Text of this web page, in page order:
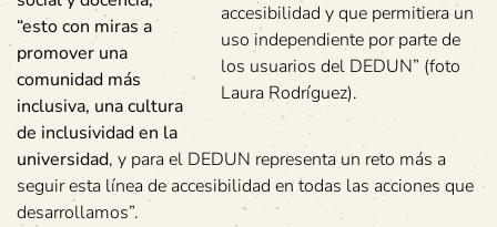
accesibilidad y que permitiera un
uso independiente por parte de
los usuarios del DEDUN” (foto
Laura Rodríguez).
“esto con miras a
promover una
comunidad más
inclusiva, una cultura
de inclusividad en la
universidad, y para el DEDUN representa un reto más a
seguir esta línea de accesibilidad en todas las acciones que
desarrollamos”.